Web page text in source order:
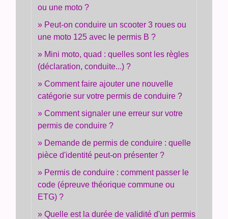
ou une moto ?
Peut-on conduire un scooter 3 roues ou
une moto 125 avec le permis B ?
Mini moto, quad : quelles sont les règles
(déclaration, conduite...) ?
Comment faire ajouter une nouvelle
catégorie sur votre permis de conduire ?
Comment signaler une erreur sur votre
permis de conduire ?
Demande de permis de conduire : quelle
pièce d'identité peut-on présenter ?
Permis de conduire : comment passer le
code (épreuve théorique commune ou
ETG) ?
Quelle est la durée de validité d'un permis